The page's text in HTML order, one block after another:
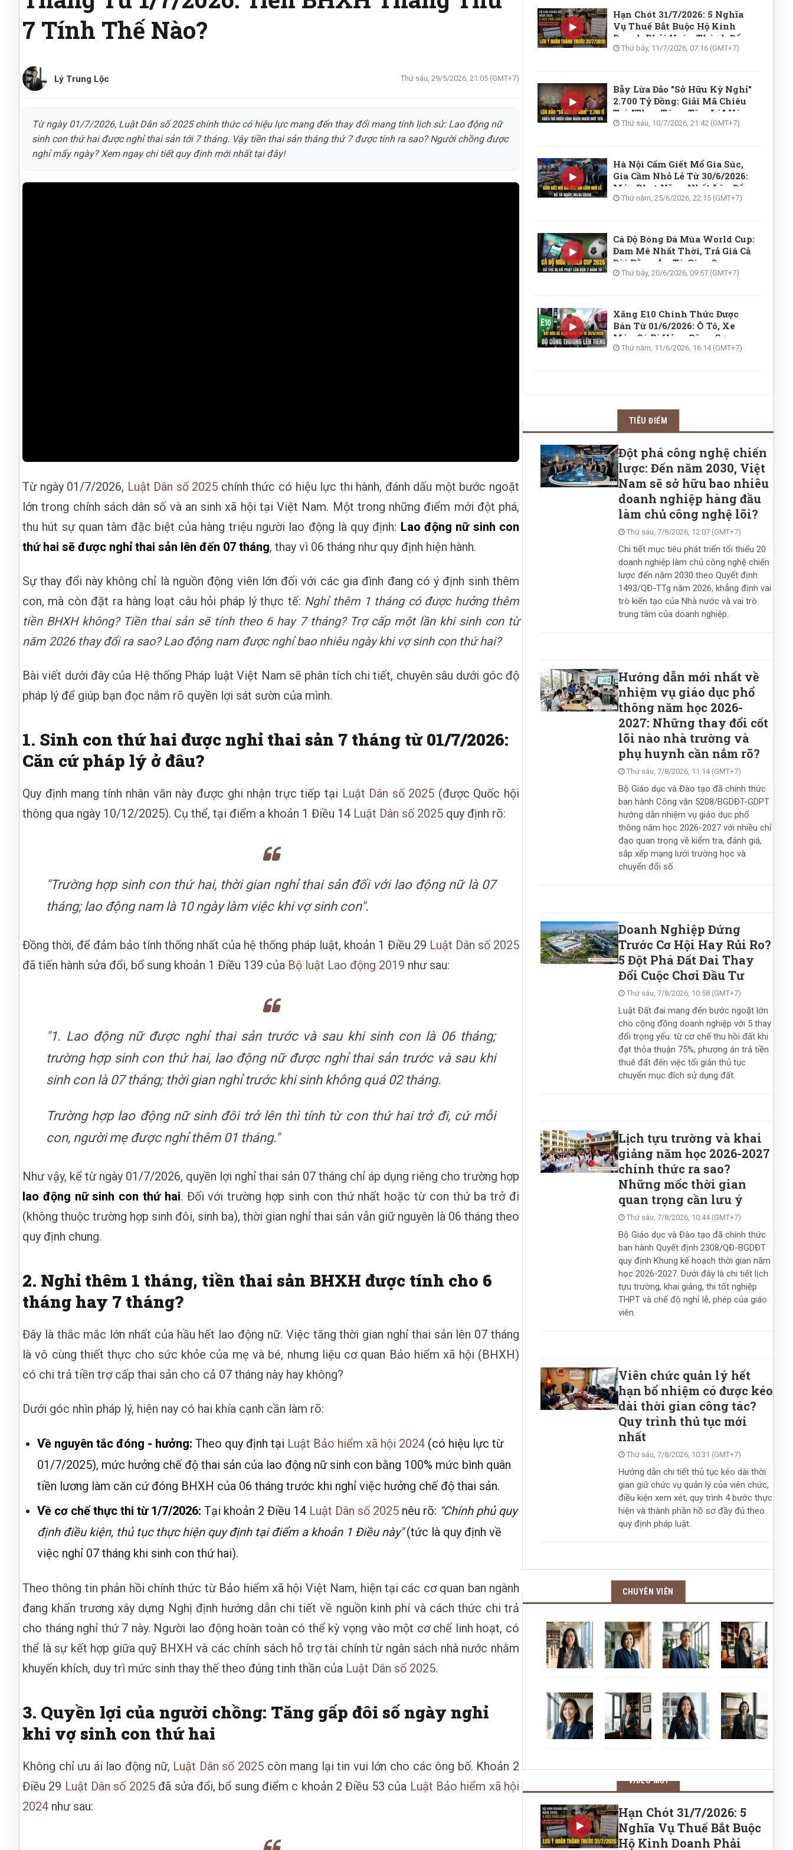
Nộp tiền sử dụng đất giai đoạn chuyển tiếp có bị thiệt?
Bộ Tài chính hướng dẫn thủ tục hoàn tiền cho người
HƯỚNG DẪN , CHÍNH SÁCH PHÁP LUẬT
Thông tư 69/2025/TT-BTC Còn Hiệu Lực Không? Toàn
Bộ Điểm Mới Quan Trọng Doanh Nghiệp Cần Nắm Rõ
THỨ SÁU, 7/8/2026, 12:15 (GMT+7)
7 Tính Thế Nào?
Lý Trung Lộc Thứ sáu, 29/5/2026, 21:05 (GMT+7)
Từ ngày 01/7/2026, Luật Dân số 2025 chính thức có hiệu lực mang đến thay đổi mang tính lịch sử: Lao động nữ
sinh con thứ hai được nghỉ thai sản tới 7 tháng. Vậy tiền thai sản tháng thứ 7 được tính ra sao? Người chồng được
nghỉ mấy ngày? Xem ngay chi tiết quy định mới nhất tại đây!
Từ ngày 01/7/2026, Luật Dân số 2025 chính thức có hiệu lực thi hành, đánh dấu một bước ngoặt
lớn trong chính sách dân số và an sinh xã hội tại Việt Nam. Một trong những điểm mới đột phá,
thu hút sự quan tâm đặc biệt của hàng triệu người lao động là quy định: Lao động nữ sinh con
thứ hai sẽ được nghỉ thai sản lên đến 07 tháng, thay vì 06 tháng như quy định hiện hành.
Sự thay đổi này không chỉ là nguồn động viên lớn đối với các gia đình đang có ý định sinh thêm
con, mà còn đặt ra hàng loạt câu hỏi pháp lý thực tế: Nghỉ thêm 1 tháng có được hưởng thêm
tiền BHXH không? Tiền thai sản sẽ tính theo 6 hay 7 tháng? Trợ cấp một lần khi sinh con từ
năm 2026 thay đổi ra sao? Lao động nam được nghỉ bao nhiêu ngày khi vợ sinh con thứ hai?
Bài viết dưới đây của Hệ thống Pháp luật Việt Nam sẽ phân tích chi tiết, chuyên sâu dưới góc độ
pháp lý để giúp bạn đọc nắm rõ quyền lợi sát sườn của mình.
1. Sinh con thứ hai được nghỉ thai sản 7 tháng từ 01/7/2026:
Căn cứ pháp lý ở đâu?
Quy định mang tính nhân văn này được ghi nhận trực tiếp tại Luật Dân số 2025 (được Quốc hội
thông qua ngày 10/12/2025). Cụ thể, tại điểm a khoản 1 Điều 14 Luật Dân số 2025 quy định rõ:
"Trường hợp sinh con thứ hai, thời gian nghỉ thai sản đối với lao động nữ là 07
tháng; lao động nam là 10 ngày làm việc khi vợ sinh con".
Đồng thời, để đảm bảo tính thống nhất của hệ thống pháp luật, khoản 1 Điều 29 Luật Dân số 2025
đã tiến hành sửa đổi, bổ sung khoản 1 Điều 139 của Bộ luật Lao động 2019 như sau:
"1. Lao động nữ được nghỉ thai sản trước và sau khi sinh con là 06 tháng;
trường hợp sinh con thứ hai, lao động nữ được nghỉ thai sản trước và sau khi
sinh con là 07 tháng; thời gian nghỉ trước khi sinh không quá 02 tháng.
Trường hợp lao động nữ sinh đôi trở lên thì tính từ con thứ hai trở đi, cứ mỗi
con, người mẹ được nghỉ thêm 01 tháng."
Như vậy, kể từ ngày 01/7/2026, quyền lợi nghỉ thai sản 07 tháng chỉ áp dụng riêng cho trường hợp
lao động nữ sinh con thứ hai. Đối với trường hợp sinh con thứ nhất hoặc từ con thứ ba trở đi
(không thuộc trường hợp sinh đôi, sinh ba), thời gian nghỉ thai sản vẫn giữ nguyên là 06 tháng theo
quy định chung.
2. Nghỉ thêm 1 tháng, tiền thai sản BHXH được tính cho 6
tháng hay 7 tháng?
Đây là thắc mắc lớn nhất của hầu hết lao động nữ. Việc tăng thời gian nghỉ thai sản lên 07 tháng
là vô cùng thiết thực cho sức khỏe của mẹ và bé, nhưng liệu cơ quan Bảo hiểm xã hội (BHXH)
có chi trả tiền trợ cấp thai sản cho cả 07 tháng này hay không?
Dưới góc nhìn pháp lý, hiện nay có hai khía cạnh cần làm rõ:
Về nguyên tắc đóng - hưởng: Theo quy định tại Luật Bảo hiểm xã hội 2024 (có hiệu lực từ
01/7/2025), mức hưởng chế độ thai sản của lao động nữ sinh con bằng 100% mức bình quân
tiền lương làm căn cứ đóng BHXH của 06 tháng trước khi nghỉ việc hưởng chế độ thai sản.
Về cơ chế thực thi từ 1/7/2026: Tại khoản 2 Điều 14 Luật Dân số 2025 nêu rõ: "Chính phủ quy
định điều kiện, thủ tục thực hiện quy định tại điểm a khoản 1 Điều này"(tức là quy định về
việc nghỉ 07 tháng khi sinh con thứ hai).
Theo thông tin phản hồi chính thức từ Bảo hiểm xã hội Việt Nam, hiện tại các cơ quan ban ngành
đang khẩn trương xây dựng Nghị định hướng dẫn chi tiết về nguồn kinh phí và cách thức chi trả
cho tháng nghỉ thứ 7 này. Người lao động hoàn toàn có thể kỳ vọng vào một cơ chế linh hoạt, có
thể là sự kết hợp giữa quỹ BHXH và các chính sách hỗ trợ tài chính từ ngân sách nhà nước nhằm
khuyến khích, duy trì mức sinh thay thế theo đúng tinh thần của Luật Dân số 2025.
3. Quyền lợi của người chồng: Tăng gấp đôi số ngày nghỉ
khi vợ sinh con thứ hai
Không chỉ ưu ái lao động nữ, Luật Dân số 2025còn mang lại tin vui lớn cho các ông bố. Khoản 2
Điều 29 Luật Dân số 2025đã sửa đổi, bổ sung điểm c khoản 2 Điều 53 của Luật Bảo hiểm xã hội
2024 như sau:
Hạn Chót 31/7/2026: 5 Nghĩa
Vụ Thuế Bắt Buộc Hộ Kinh
Doanh Phải Hoàn Thành Để
Tránh Phạt Nặng!
Thứ bảy, 11/7/2026, 07:16 (GMT+7)
Bẫy Lừa Đảo "Sở Hữu Kỳ Nghỉ"
2.700 Tỷ Đồng: Giải Mã Chiêu
Trò "Thao Túng Tâm Lý" Và
Góc Nhìn Pháp Lý Đắt Giá
Thứ sáu, 10/7/2026, 21:42 (GMT+7)
Hà Nội Cấm Giết Mổ Gia Súc,
Gia Cầm Nhỏ Lẻ Từ 30/6/2026:
Mức Phạt Nặng Nhất Lên Đến
50 Triệu Đồng?
Thứ năm, 25/6/2026, 22:15 (GMT+7)
Cá Độ Bóng Đá Mùa World Cup:
Đam Mê Nhất Thời, Trả Giá Cả
Đời Bằng Án Tù Giam?
Thứ bảy, 20/6/2026, 09:57 (GMT+7)
Xăng E10 Chính Thức Được
Bán Từ 01/6/2026: Ô Tô, Xe
Máy Có Bị Hỏng Động Cơ
Không? Bộ Công Thương Lên
Thứ năm, 11/6/2026, 16:14 (GMT+7)
TIÊU ĐIỂM
Đột phá công nghệ chiến
lược: Đến năm 2030, Việt
Nam sẽ sở hữu bao nhiêu
doanh nghiệp hàng đầu
làm chủ công nghệ lõi?
Thứ sáu, 7/8/2026, 12:07 (GMT+7)
Chi tiết mục tiêu phát triển tối thiểu 20
doanh nghiệp làm chủ công nghệ chiến
lược đến năm 2030 theo Quyết định
1493/QĐ-TTg năm 2026, khẳng định vai
trò kiến tạo của Nhà nước và vai trò
trung tâm của doanh nghiệp.
Hướng dẫn mới nhất về
nhiệm vụ giáo dục phổ
thông năm học 2026-
2027: Những thay đổi cốt
lõi nào nhà trường và
phụ huynh cần nắm rõ?
Thứ sáu, 7/8/2026, 11:14 (GMT+7)
Bộ Giáo dục và Đào tạo đã chính thức
ban hành Công văn 5208/BGDĐT-GDPT
hướng dẫn nhiệm vụ giáo dục phổ
thông năm học 2026-2027 với nhiều chỉ
đạo quan trọng về kiểm tra, đánh giá,
sắp xếp mạng lưới trường học và
chuyển đổi số.
Doanh Nghiệp Đứng
Trước Cơ Hội Hay Rủi Ro?
5 Đột Phá Đất Đai Thay
Đổi Cuộc Chơi Đầu Tư
Thứ sáu, 7/8/2026, 10:58 (GMT+7)
Luật Đất đai mang đến bước ngoặt lớn
cho cộng đồng doanh nghiệp với 5 thay
đổi trọng yếu: từ cơ chế thu hồi đất khi
đạt thỏa thuận 75%, phương án trả tiền
thuê đất đến việc tối giản thủ tục
chuyển mục đích sử dụng đất.
Lịch tựu trường và khai
giảng năm học 2026-2027
chính thức ra sao?
Những mốc thời gian
quan trọng cần lưu ý
Thứ sáu, 7/8/2026, 10:44 (GMT+7)
Bộ Giáo dục và Đào tạo đã chính thức
ban hành Quyết định 2308/QĐ-BGDĐT
quy định Khung kế hoạch thời gian năm
học 2026-2027. Dưới đây là chi tiết lịch
tựu trường, khai giảng, thi tốt nghiệp
THPT và chế độ nghỉ lễ, phép của giáo
viên.
Viên chức quản lý hết
hạn bổ nhiệm có được kéo
dài thời gian công tác?
Quy trình thủ tục mới
nhất
Thứ sáu, 7/8/2026, 10:31 (GMT+7)
Hướng dẫn chi tiết thủ tục kéo dài thời
gian giữ chức vụ quản lý của viên chức,
điều kiện xem xét, quy trình 4 bước thực
hiện và thành phần hồ sơ đầy đủ theo
quy định pháp luật.
CHUYÊN VIÊN
VIDEO MỚI
Hạn Chót 31/7/2026: 5
Nghĩa Vụ Thuế Bắt Buộc
Hộ Kinh Doanh Phải